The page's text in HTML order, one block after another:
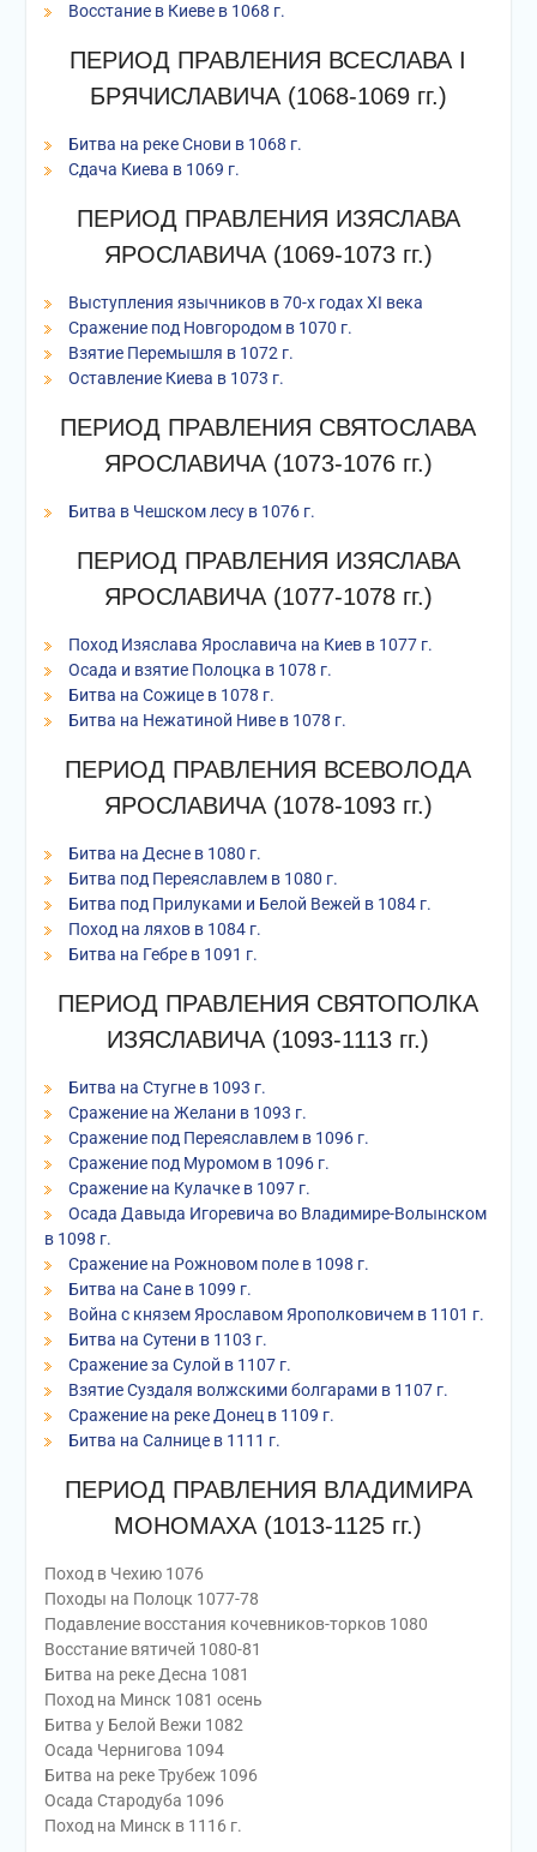
Восстание в Киеве в 1068 г.
ПЕРИОД ПРАВЛЕНИЯ ВСЕСЛАВА I
БРЯЧИСЛАВИЧА (1068-1069 гг.)
Битва на реке Снови в 1068 г.
Сдача Киева в 1069 г.
ПЕРИОД ПРАВЛЕНИЯ ИЗЯСЛАВА
ЯРОСЛАВИЧА (1069-1073 гг.)
Выступления язычников в 70-х годах XI века
Сражение под Новгородом в 1070 г.
Взятие Перемышля в 1072 г.
Оставление Киева в 1073 г.
ПЕРИОД ПРАВЛЕНИЯ СВЯТОСЛАВА
ЯРОСЛАВИЧА (1073-1076 гг.)
Битва в Чешском лесу в 1076 г.
ПЕРИОД ПРАВЛЕНИЯ ИЗЯСЛАВА
ЯРОСЛАВИЧА (1077-1078 гг.)
Поход Изяслава Ярославича на Киев в 1077 г.
Осада и взятие Полоцка в 1078 г.
Битва на Сожице в 1078 г.
Битва на Нежатиной Ниве в 1078 г.
ПЕРИОД ПРАВЛЕНИЯ ВСЕВОЛОДА
ЯРОСЛАВИЧА (1078-1093 гг.)
Битва на Десне в 1080 г.
Битва под Переяславлем в 1080 г.
Битва под Прилуками и Белой Вежей в 1084 г.
Поход на ляхов в 1084 г.
Битва на Гебре в 1091 г.
ПЕРИОД ПРАВЛЕНИЯ СВЯТОПОЛКА
ИЗЯСЛАВИЧА (1093-1113 гг.)
Битва на Стугне в 1093 г.
Сражение на Желани в 1093 г.
Сражение под Переяславлем в 1096 г.
Сражение под Муромом в 1096 г.
Сражение на Кулачке в 1097 г.
Осада Давыда Игоревича во Владимире-Волынском
в 1098 г.
Сражение на Рожновом поле в 1098 г.
Битва на Сане в 1099 г.
Война с князем Ярославом Ярополковичем в 1101 г.
Битва на Сутени в 1103 г.
Сражение за Сулой в 1107 г.
Взятие Суздаля волжскими болгарами в 1107 г.
Сражение на реке Донец в 1109 г.
Битва на Салнице в 1111 г.
ПЕРИОД ПРАВЛЕНИЯ ВЛАДИМИРА
МОНОМАХА (1013-1125 гг.)
По­ход в Че­хию 1076
По­ходы на По­лоцк 1077-78
По­дав­ле­ние вос­ста­ния ко­чев­ни­ков-тор­ков 1080
Вос­ста­ние вя­тичей 1080-81
Бит­ва на ре­ке Дес­на 1081
По­ход на Минск 1081 осень
Бит­ва у Бе­лой Ве­жи 1082
Оса­да Чер­ни­гова 1094
Бит­ва на ре­ке Тру­беж 1096
Оса­да Ста­роду­ба 1096
По­ход на Минск в 1116 г.